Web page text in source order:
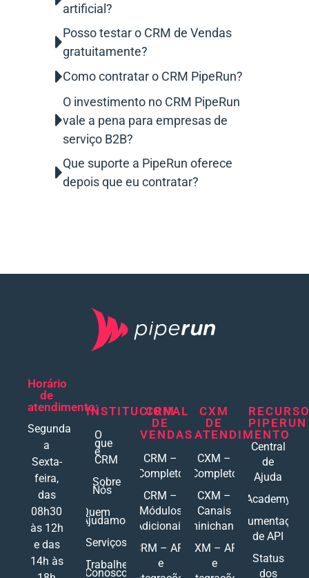
artificial?
Posso testar o CRM de Vendas
gratuitamente?
Como contratar o CRM PipeRun?
O investimento no CRM PipeRun
vale a pena para empresas de
serviço B2B?
Que suporte a PipeRun oferece
depois que eu contratar?
Horário
de
atendimento:
Segunda
a
Sexta-
feira,
das
08h30
às 12h
e das
14h às
INSTITUCIONAL
O
que
é
CRM
Sobre
Nós
Quem
Ajudamos
Serviços
Trabalhe
Conosco
CRM
DE
VENDAS
CRM –
Completo
CRM –
Módulos
Adicionais
CRM – API
e
CXM
DE
ATENDIMENTO
CXM –
Completo
CXM –
Canais
Ominichannel
CXM – API
e
PIPERUN
Central
de
Ajuda
Academy
Documentações
de API
Status
dos